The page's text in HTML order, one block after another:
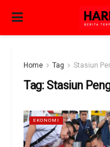
Home Tag Stasiun
Tag: Stasiun
EKONOMI